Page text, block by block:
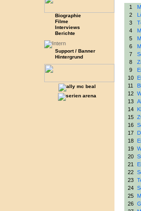
Biographie
Filme
Interviews
Berichte
Support / Banner
Hintergrund
1
2
3
4
5
6
7
8
9
10
11
12
13
14
15
16
17
18
19
20
21
22
23
24
25
26